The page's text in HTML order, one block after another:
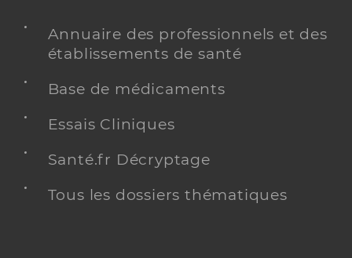
Annuaire des professionnels et des
établissements de santé
Base de médicaments
Essais Cliniques
Santé.fr Décryptage
Tous les dossiers thématiques